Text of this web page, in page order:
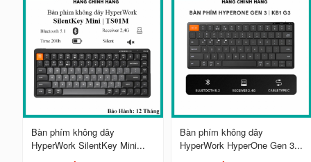
Bàn phím không dây
HyperWork SilentKey Mini...
Bàn phím không dây
HyperWork HyperOne Gen 3...